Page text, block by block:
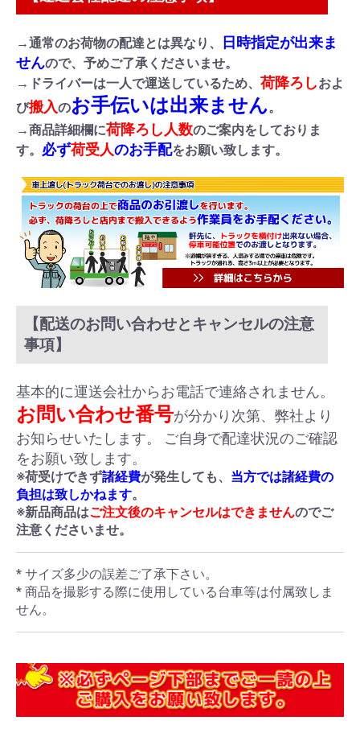
→通常のお荷物の配達とは異なり、
日時指定が出来ま
せんので、予めご了承くださいませ。
→ドライバーは一人で運送しているため、 荷降ろしおよ
び搬入のお手伝いは出来ません。
→商品詳細欄に荷降ろし人数のご案内をしておりま
す。 必ず荷受人のお手配をお願い致します。
【配送のお問い合わせとキャンセルの注意
事項】
基本的に運送会社からお電話で連絡されません。
お問い合わせ番号が分かり次第、弊社より
お知らせいたします。 ご自身で配達状況のご確認
をお願い致します。
※荷受けできず諸経費が発生しても、 当方では諸経費の
負担は致しかねます。
※新品商品はご注文後のキャンセルはできませんのでご
注意くださいませ。
* サイズ多少の誤差ご了承下さい。
* 商品を撮影する際に使用している台車等は付属致しま
せん。